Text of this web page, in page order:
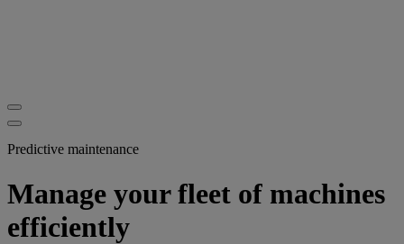
Predictive maintenance
Manage your fleet of machines
efficiently